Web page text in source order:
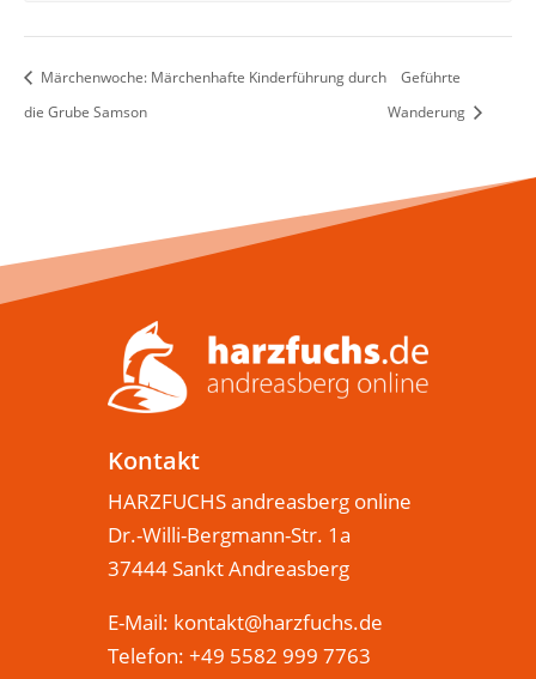
Märchenwoche: Märchenhafte Kinderführung durch
die Grube Samson
Geführte
Wanderung
Kontakt
HARZFUCHS andreasberg online
Dr.-Willi-Bergmann-Str. 1a
37444 Sankt Andreasberg
E-Mail: kontakt@harzfuchs.de
Telefon: +49 5582 999 7763